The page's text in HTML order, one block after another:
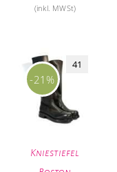
(inkl. MWSt)
-21%
Kniestiefel
41